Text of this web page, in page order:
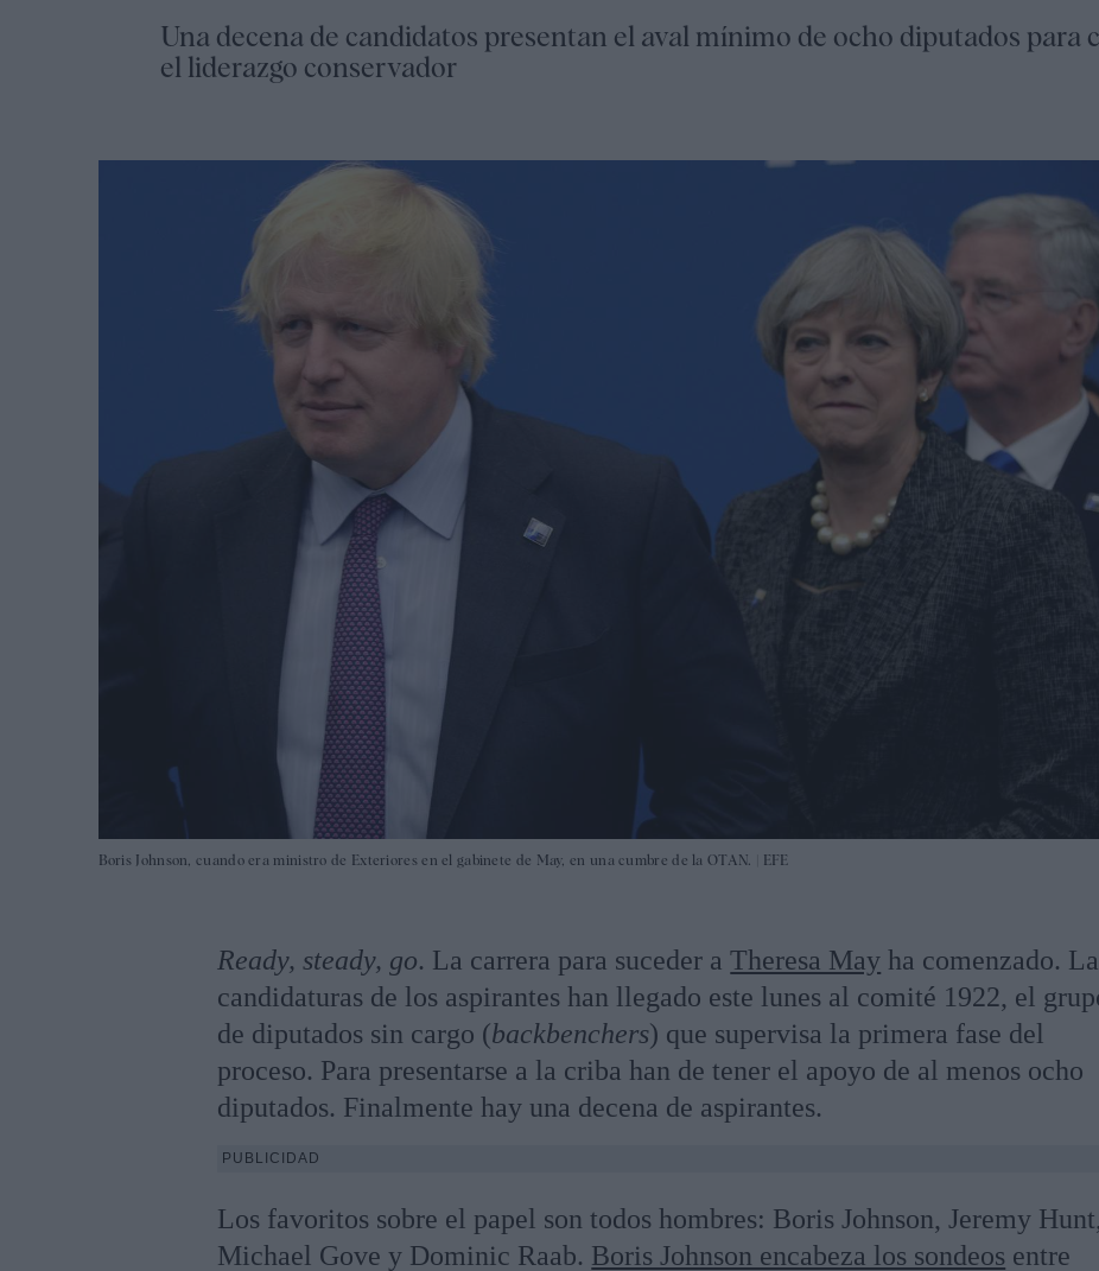
Una decena de candidatos presentan el aval mínimo de ocho diputados para
el liderazgo conservador
Boris Johnson, cuando era ministro de Exteriores en el gabinete de May, en una cumbre de la OTAN. | EFE
Ready, steady, go. La carrera para suceder aTheresa May ha comenzado.
candidaturas de los aspirantes han llegado este lunes al comité 1922, el
de diputados sin cargo (backbenchers) que supervisa la primera fase del
proceso. Para presentarse a la criba han de tener el apoyo de al menos ocho
diputados. Finalmente hay una decena de aspirantes.
PUBLICIDAD
Los favoritos sobre el papel son todos hombres: Boris Johnson, Jeremy Hunt,
Michael Gove y Dominic Raab. Boris Johnson encabeza los sondeos entre